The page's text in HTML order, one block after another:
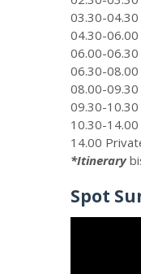
03.30-04.30
04.30-06.00
06.00-06.30
06.30-
08.00-09.30
09.30-
10.30-14.00
14.00
*Itinerary
Spot